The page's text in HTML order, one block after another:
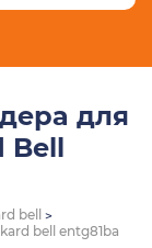
для
Bell
bell
bell entg81ba